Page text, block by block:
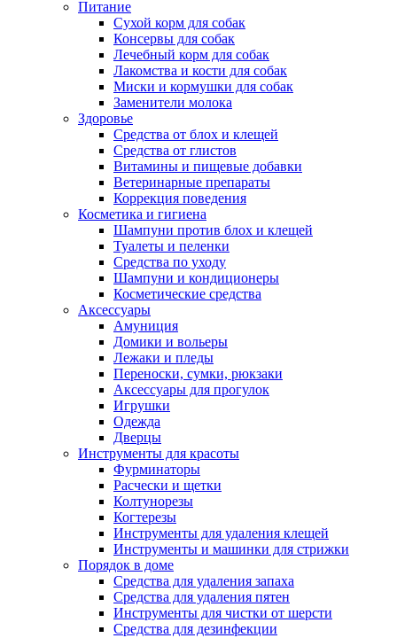
Питание
Сухой корм для собак
Консервы для собак
Лечебный корм для собак
Лакомства и кости для собак
Миски и кормушки для собак
Заменители молока
Здоровье
Средства от блох и клещей
Средства от глистов
Витамины и пищевые добавки
Ветеринарные препараты
Коррекция поведения
Косметика и гигиена
Шампуни против блох и клещей
Туалеты и пеленки
Средства по уходу
Шампуни и кондиционеры
Косметические средства
Аксессуары
Амуниция
Домики и вольеры
Лежаки и пледы
Переноски, сумки, рюкзаки
Аксессуары для прогулок
Игрушки
Одежда
Дверцы
Инструменты для красоты
Фурминаторы
Расчески и щетки
Колтунорезы
Когтерезы
Инструменты для удаления клещей
Инструменты и машинки для стрижки
Порядок в доме
Средства для удаления запаха
Средства для удаления пятен
Инструменты для чистки от шерсти
Средства для дезинфекции